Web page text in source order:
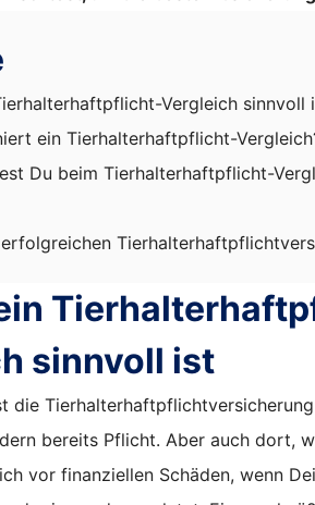
Vergleich sinnvoll
ein Tierhalterhaftpflicht-
Du beim Tierhalterhaftpflicht-
sinnvoll ist
die
bereits Pflicht. Aber auch dort,
vor finanziellen Schäden, wenn